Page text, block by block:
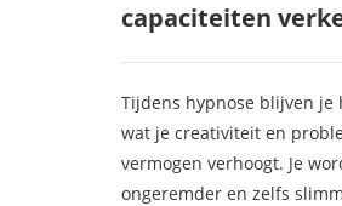
capaciteiten
Tijdens hypnose blijven je
wat je creativiteit en
vermogen verhoogt. Je
ongeremder en zelfs